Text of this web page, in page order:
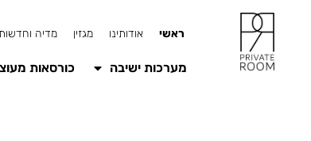
ראשי אודותינו מגזין מדיה
מערכות ישיבה כורסאות